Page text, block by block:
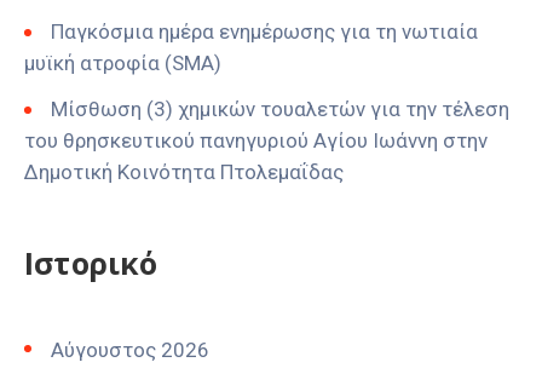
Παγκόσμια ημέρα ενημέρωσης για τη νωτιαία
μυϊκή ατροφία (SMA)
Μίσθωση (3) χημικών τουαλετών για την τέλεση
του θρησκευτικού πανηγυριού Αγίου Ιωάννη στην
Δημοτική Κοινότητα Πτολεμαΐδας
Ιστορικό
Αύγουστος 2026